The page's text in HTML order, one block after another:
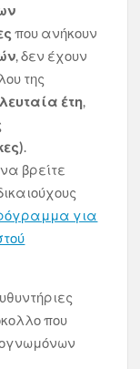
που ανήκουν
, δεν έχουν
της
έτη,
.
βρείτε
για
που